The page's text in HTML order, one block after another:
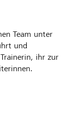
Team unter
und
ihr zur